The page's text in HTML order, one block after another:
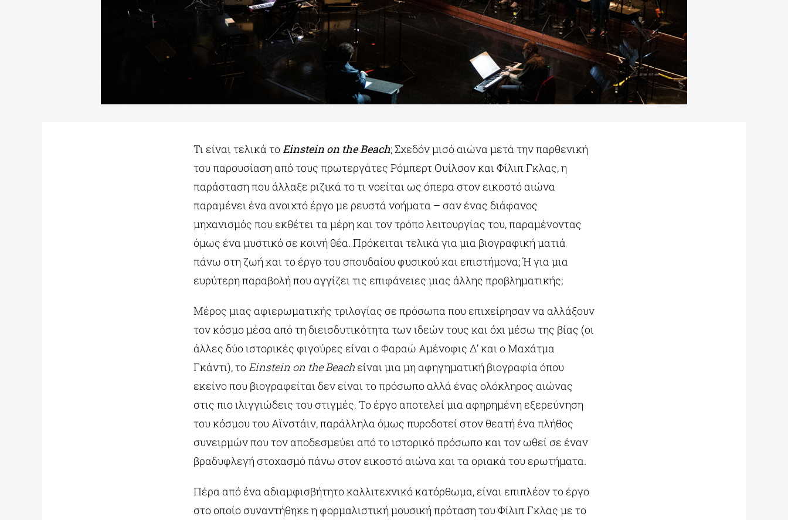
Τι είναι τελικά τοEinstein on the Beach; Σχεδόν μισό αιώνα μετά την παρθενική
του παρουσίαση από τους πρωτεργάτες Ρόμπερτ Ουίλσον και Φίλιπ Γκλας, η
παράσταση που άλλαξε ριζικά το τι νοείται ως όπερα στον εικοστό αιώνα
παραμένει ένα ανοιχτό έργο με ρευστά νοήματα – σαν ένας διάφανος
μηχανισμός που εκθέτει τα μέρη και τον τρόπο λειτουργίας του, παραμένοντας
όμως ένα μυστικό σε κοινή θέα. Πρόκειται τελικά για μια βιογραφική ματιά
πάνω στη ζωή και το έργο του σπουδαίου φυσικού και επιστήμονα; Ή για μια
ευρύτερη παραβολή που αγγίζει τις επιφάνειες μιας άλλης προβληματικής;
Μέρος μιας αφιερωματικής τριλογίας σε πρόσωπα που επιχείρησαν να αλλάξουν
τον κόσμο μέσα από τη διεισδυτικότητα των ιδεών τους και όχι μέσω της βίας (οι
άλλες δύο ιστορικές φιγούρες είναι ο Φαραώ Αμένοφις Δ’ και ο Μαχάτμα
Γκάντι), τοEinstein on the Beachείναι μια μη αφηγηματική βιογραφία όπου
εκείνο που βιογραφείται δεν είναι το πρόσωπο αλλά ένας ολόκληρος αιώνας
στις πιο ιλιγγιώδεις του στιγμές. Το έργο αποτελεί μια αφηρημένη εξερεύνηση
του κόσμου του Αϊνστάιν, παράλληλα όμως πυροδοτεί στον θεατή ένα πλήθος
συνειρμών που τον αποδεσμεύει από το ιστορικό πρόσωπο και τον ωθεί σε έναν
βραδυφλεγή στοχασμό πάνω στον εικοστό αιώνα και τα οριακά του ερωτήματα.
Πέρα από ένα αδιαμφισβήτητο καλλιτεχνικό κατόρθωμα, είναι επιπλέον το έργο
στο οποίο συναντήθηκε η φορμαλιστική μουσική πρόταση του Φίλιπ Γκλας με το